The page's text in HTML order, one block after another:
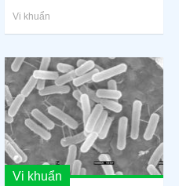
Vi khuẩn
Vi khuẩn